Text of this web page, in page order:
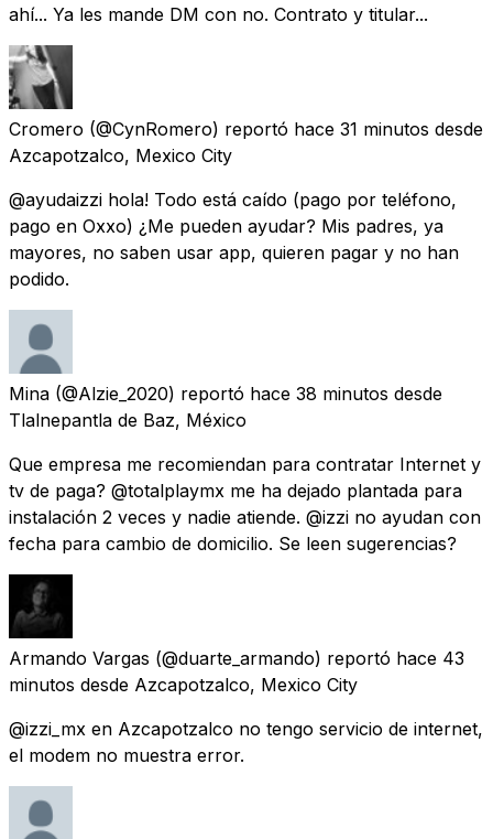
ahí... Ya les mande DM con no. Contrato y titular...
Cromero (@CynRomero) reportó hace 31 minutos desde
Azcapotzalco, Mexico City
@ayudaizzi hola! Todo está caído (pago por teléfono,
pago en Oxxo) ¿Me pueden ayudar? Mis padres, ya
mayores, no saben usar app, quieren pagar y no han
podido.
Mina (@Alzie_2020) reportó hace 38 minutos desde
Tlalnepantla de Baz, México
Que empresa me recomiendan para contratar Internet y
tv de paga? @totalplaymx me ha dejado plantada para
instalación 2 veces y nadie atiende. @izzi no ayudan con
fecha para cambio de domicilio. Se leen sugerencias?
Armando Vargas (@duarte_armando) reportó hace 43
minutos desde Azcapotzalco, Mexico City
@izzi_mx en Azcapotzalco no tengo servicio de internet,
el modem no muestra error.